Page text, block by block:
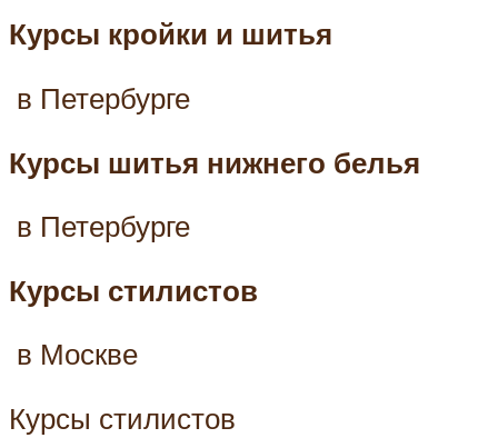
Курсы кройки и шитья
в Петербурге
Курсы шитья нижнего белья
в Петербурге
Курсы стилистов
в Москве
Курсы стилистов